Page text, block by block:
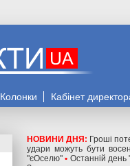
Колонки Кабінет
НОВИНИ ДНЯ: Гроші
удари можуть бути
"єОселю" • Останній день